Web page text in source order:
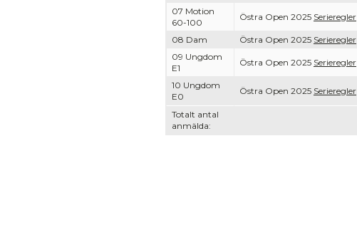
Totalt antal
anmälda:
07 Motion
60-100
Östra Open 2025 Serieregler
08 Dam Östra Open 2025 Serieregler
09 Ungdom
E1
Östra Open 2025 Serieregler
10 Ungdom
E0
Östra Open 2025 Serieregler